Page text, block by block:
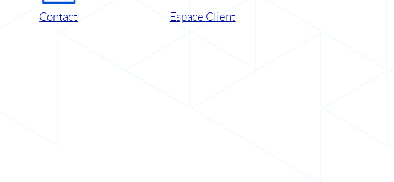
Contact Espace Client